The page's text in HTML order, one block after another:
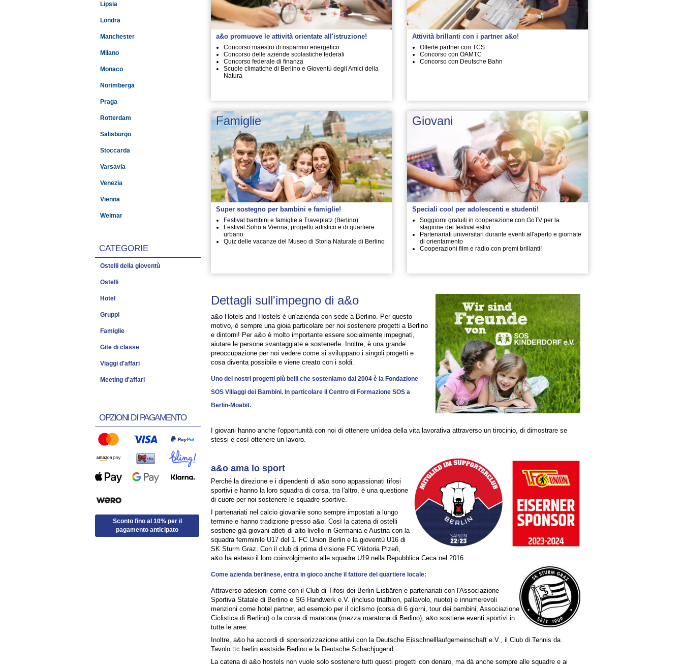
Lipsia
Londra
Manchester
Milano
Monaco
Norimberga
Praga
Rotterdam
Salisburgo
Stoccarda
Varsavia
Venezia
Vienna
Weimar
CATEGORIE
Ostelli della gioventù
Ostelli
Hotel
Gruppi
Famiglie
Gite di classe
Viaggi d'affari
Meeting d'affari
OPZIONI DI PAGAMENTO
Sconto fino al 10% per il
pagamento anticipato
a&o promuove le attività orientate all'istruzione!
Concorso maestro di risparmio energetico
Concorso delle aziende scolastiche federali
Concorso federale di finanza
Scuole climatiche di Berlino e Gioventù degli Amici della
Natura
Attività brillanti con i partner a&o!
Offerte partner con TCS
Concorso con ÖAMTC
Concorso con Deutsche Bahn
Famiglie
Super sostegno per bambini e famiglie!
Festival bambini e famiglie a Traveplatz (Berlino)
Festival Soho a Vienna, progetto artistico e di quartiere
urbano
Quiz delle vacanze del Museo di Storia Naturale di Berlino
Giovani
Speciali cool per adolescenti e studenti!
Soggiorni gratuiti in cooperazione con GoTV per la
stagione dei festival estivi
Partenariati universitari durante eventi all'aperto e giornate
di orientamento
Cooperazioni film e radio con premi brillanti!
Dettagli sull'impegno di a&o
a&o Hotels and Hostels è un'azienda con sede a Berlino. Per questo
motivo, è sempre una gioia particolare per noi sostenere progetti a Berlino
e dintorni! Per a&o è molto importante essere socialmente impegnati,
aiutare le persone svantaggiate e sostenerle. Inoltre, è una grande
preoccupazione per noi vedere come si sviluppano i singoli progetti e
cosa diventa possibile e viene creato con i soldi.
Uno dei nostri progetti più belli che sosteniamo dal 2004 è la Fondazione
SOS Villaggi dei Bambini. In particolare il Centro di Formazione SOS a
Berlin-Moabit.
I giovani hanno anche l'opportunità con noi di ottenere un'idea della vita lavorativa attraverso un tirocinio, di dimostrare se
stessi e così ottenere un lavoro.
a&o ama lo sport
Perché la direzione e i dipendenti di a&o sono appassionati tifosi
sportivi e hanno la loro squadra di corsa, tra l'altro, è una questione
di cuore per noi sostenere le squadre sportive.
I partenariati nel calcio giovanile sono sempre impostati a lungo
termine e hanno tradizione presso a&o. Così la catena di ostelli
sostiene già giovani atleti di alto livello in Germania e Austria con la
squadra femminile U17 del 1. FC Union Berlin e la gioventù U16 di
SK Sturm Graz. Con il club di prima divisione FC Viktoria Plzeň,
a&o ha esteso il loro coinvolgimento alle squadre U19 nella Repubblica Ceca nel 2016.
Come azienda berlinese, entra in gioco anche il fattore del quartiere locale:
Attraverso adesioni come con il Club di Tifosi dei Berlin Eisbären e partenariati con l'Associazione
Sportiva Statale di Berlino e SG Handwerk e.V. (incluso triathlon, pallavolo, nuoto) e innumerevoli
menzioni come hotel partner, ad esempio per il ciclismo (corsa di 6 giorni, tour dei bambini, Associazione
Ciclistica di Berlino) o la corsa di maratona (mezza maratona di Berlino), a&o sostiene eventi sportivi in
tutte le aree.
Inoltre, a&o ha accordi di sponsorizzazione attivi con la Deutsche Eisschnelllaufgemeinschaft e.V., il Club di Tennis da
Tavolo ttc berlin eastside Berlino e la Deutsche Schachjugend.
La catena di a&o hostels non vuole solo sostenere tutti questi progetti con denaro, ma dà anche sempre alle squadre e ai